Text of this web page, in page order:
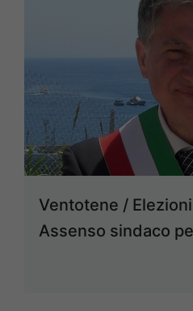
Ventotene /
Assenso sindaco